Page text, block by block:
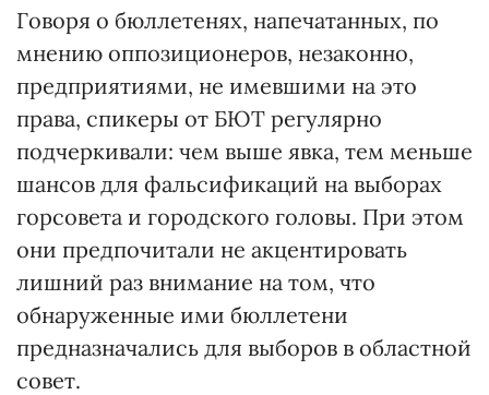
Говоря о бюллетенях, напечатанных, по
мнению оппозиционеров, незаконно,
предприятиями, не имевшими на это
права, спикеры от БЮТ регулярно
подчеркивали: чем выше явка, тем меньше
шансов для фальсификаций на выборах
горсовета и городского головы. При этом
они предпочитали не акцентировать
лишний раз внимание на том, что
обнаруженные ими бюллетени
предназначались для выборов в областной
совет.